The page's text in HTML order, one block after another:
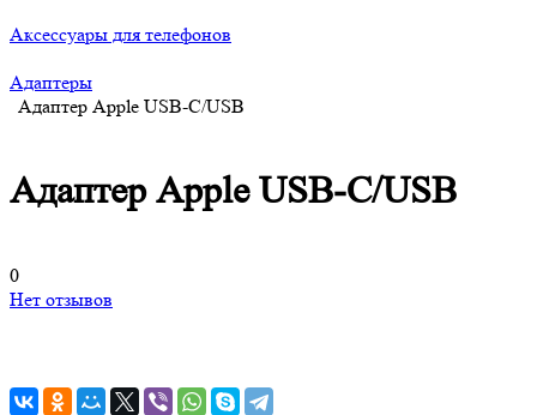
Аксессуары для телефонов
Адаптеры
Адаптер Apple USB-C/USB
Адаптер Apple USB-C/USB
0
Нет отзывов